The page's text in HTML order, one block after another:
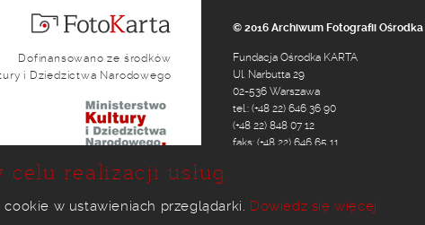
Dofinansowano ze środków
i Dziedzictwa Narodowego
© 2016 Archiwum Fotografii Ośrodka
Fundacja Ośrodka KARTA
Ul. Narbutta 29
02-536 Warszawa
tel.: (+48 22) 646 36 90
(+48 22) 848 07 12
faks: (+48 22) 646 65 11
realizacji usług.
w ustawieniach przeglądarki. Dowiedz się więcej